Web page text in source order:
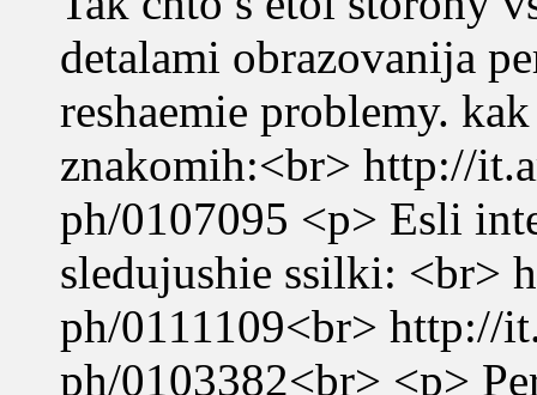
detalami obrazovanija
reshaemie problemy.
znakomih:<br> http://
ph/0107095 <p> Esli
sledujushie ssilki: <br>
ph/0111109<br> http://
ph/0103382<br> <p>